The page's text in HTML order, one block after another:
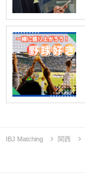
IBJ Matching 関西